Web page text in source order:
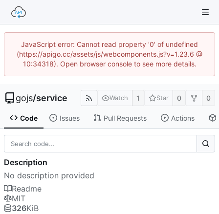
JavaScript error: Cannot read property '0' of undefined
(https://apigo.cc/assets/js/webcomponents.js?v=1.23.6 @
10:34318). Open browser console to see more details.
gojs/service Watch 1 Star 0 0
Code Issues Pull Requests Actions
Description
No description provided
Readme
MIT
326KiB